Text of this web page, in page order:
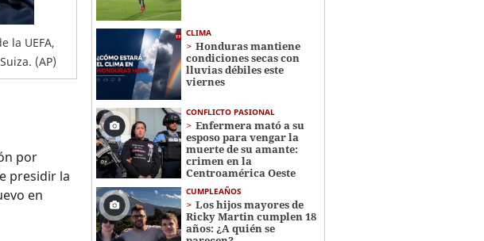
la UEFA,
(AP)
por
presidir la
en
CLIMA
Honduras mantiene
condiciones secas con
lluvias débiles este
viernes
CONFLICTO PASIONAL
Enfermera mató a su
esposo para vengar la
muerte de su amante:
crimen en la
Centroamérica Oeste
CUMPLEAÑOS
Los hijos mayores de
Ricky Martin cumplen 18
años: ¿A quién se